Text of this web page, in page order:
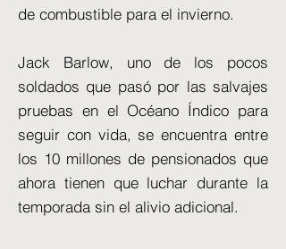
de combustible para el invierno.
Jack Barlow, uno de los pocos
soldados que pasó por las salvajes
pruebas en el Océano Índico para
seguir con vida, se encuentra entre
los 10 millones de pensionados que
ahora tienen que luchar durante la
temporada sin el alivio adicional.